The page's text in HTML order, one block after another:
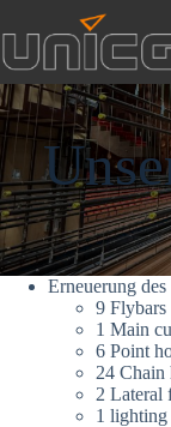
Inhalt
springen
Erneuerung
9 Flybars
1 Main
6 Point
24 Chain
2 Lateral
1